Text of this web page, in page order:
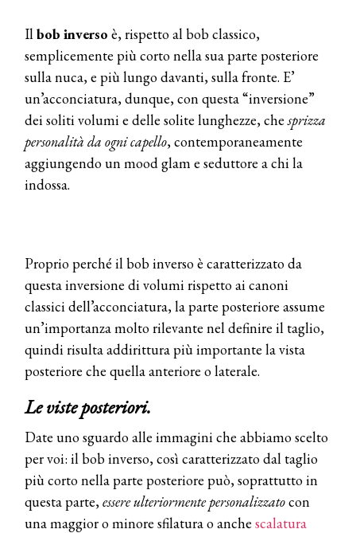
Ilbob inverso è, rispetto al bob classico,
semplicemente più corto nella sua parte posteriore
sulla nuca, e più lungo davanti, sulla fronte. E’
un’acconciatura, dunque, con questa “inversione”
dei soliti volumi e delle solite lunghezze, chesprizza
personalità da ogni capello, contemporaneamente
aggiungendo un mood glam e seduttore a chi la
indossa.
Proprio perché il bob inverso è caratterizzato da
questa inversione di volumi rispetto ai canoni
classici dell’acconciatura, la parte posteriore assume
un’importanza molto rilevante nel definire il taglio,
quindi risulta addirittura più importante la vista
posteriore che quella anteriore o laterale.
Le viste posteriori.
Date uno sguardo alle immagini che abbiamo scelto
per voi: il bob inverso, così caratterizzato dal taglio
più corto nella parte posteriore può, soprattutto in
questa parte,essere ulteriormente personalizzatocon
una maggior o minore sfilatura o anche scalatura